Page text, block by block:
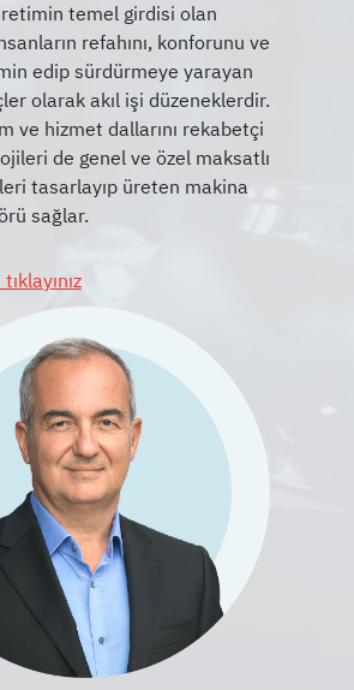
temel girdisi olan
refahını, konforunu ve
edip sürdürmeye yarayan
olarak akıl işi düzeneklerdir.
ve hizmet dallarını rekabetçi
de genel ve özel maksatlı
tasarlayıp üreten makina